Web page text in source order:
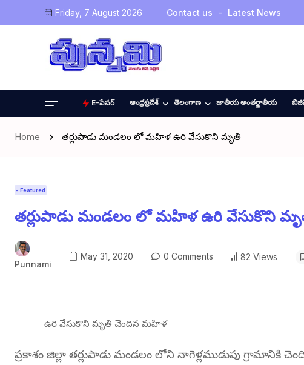
Friday, 7 August 2026 Contact us Latest News
E-పేపర్ ఆంధ్రప్రదేశ్ తెలంగాణ జాతీయ అంతర్జాతీయ
Home తర్లుపాడు మండలం లో మహిళ ఉరి వేసుకొని మృతి
- Featured
తర్లుపాడు మండలం లో మహిళ ఉరి వేసుకొని
Punnami
May 31, 2020 0 Comments 82 Views
ఉరి వేసుకొని మృతి చెందిన మహిళ
ప్రకాశం జిల్లా తర్లుపాడు మండలం లోని నాగెళ్లముడుపు